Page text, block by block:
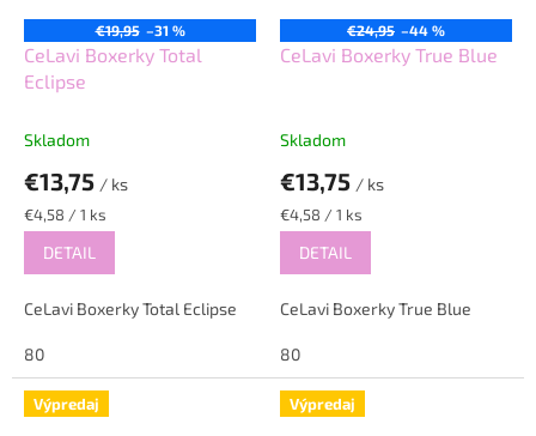
€19,95 –31 %
CeLavi Boxerky Total
Eclipse
Skladom
€13,75 / ks
Jednotková
cena:
€4,58 / 1 ks
DETAIL
CeLavi Boxerky Total Eclipse
80
€24,95 –44 %
CeLavi Boxerky True Blue
Skladom
€13,75 / ks
Jednotková
cena:
€4,58 / 1 ks
DETAIL
CeLavi Boxerky True Blue
80
Výpredaj Výpredaj